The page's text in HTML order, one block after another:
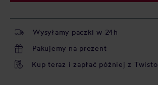
Wysyłamy paczki w 24h
Pakujemy na prezent
Kup teraz i zapłać później z Twisto